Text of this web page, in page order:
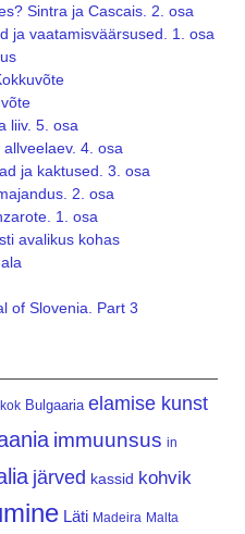
Sintra ja Cascais. 2. osa
ja vaatamisväärsused. 1. osa
liiv. 5. osa
4. osa
ja kaktused. 3. osa
2. osa
1. osa
avalikus kohas
of Slovenia. Part 3
Bulgaaria elamise kunst
immuunsus in
järved kassid kohvik
Läti Madeira Malta